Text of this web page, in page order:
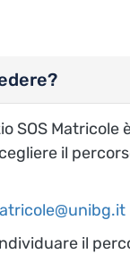
SOS Matricole
il
il